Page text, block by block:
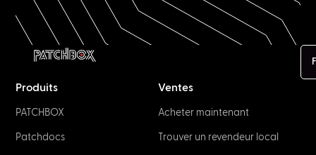
Produits
PATCHBOX
Patchdocs
Ventes
Acheter maintenant
Trouver un revendeur local